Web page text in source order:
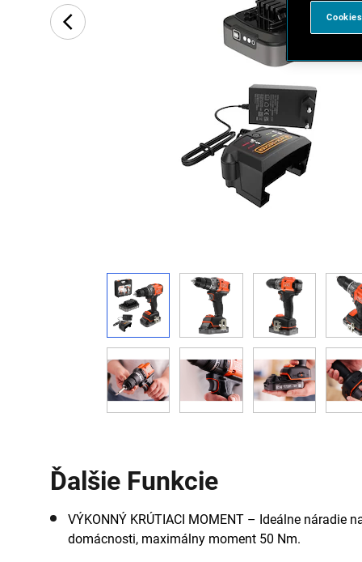
Ďalšie Funkcie
VÝKONNÝ KRÚTIACI MOMENT – Ideálne náradie
domácnosti, maximálny moment 50 Nm.